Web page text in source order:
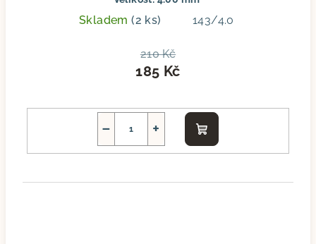
Skladem(2 ks) 143/4.0
210 Kč
185 Kč
+
−
Do
košíku